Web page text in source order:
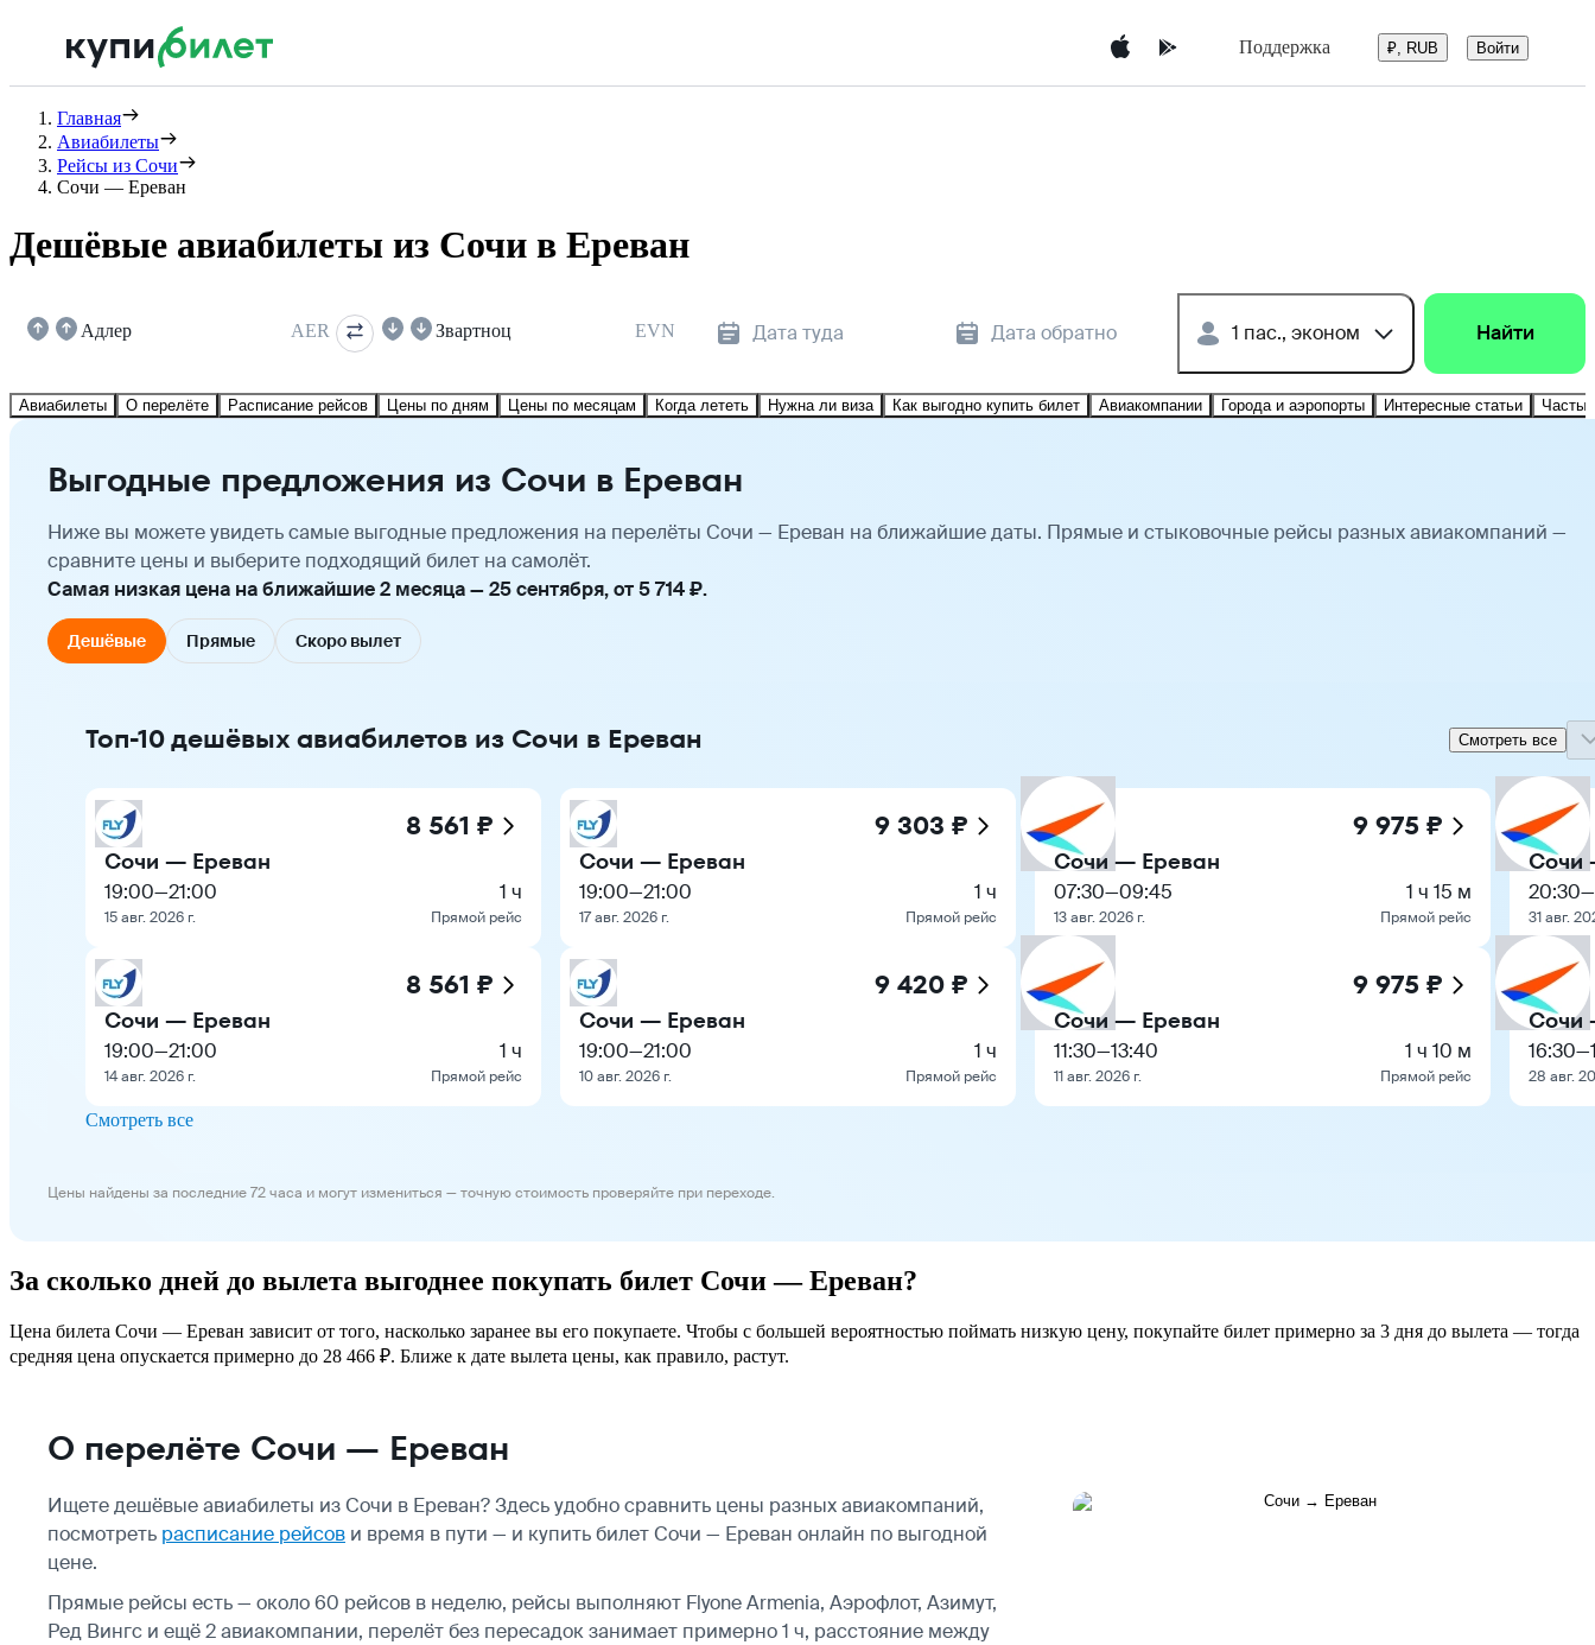
Поддержка ₽, RUB Войти
Главная
Авиабилеты
Рейсы из Сочи
Сочи — Ереван
Дешёвые авиабилеты из Сочи в Ереван
Адлер AER Звартноц EVN Дата туда Дата обратно 1 пас., эконом Найти
Авиабилеты О перелёте Расписание рейсов Цены по дням Цены по месяцам Когда лететь Нужна ли виза Как выгодно купить билет Авиакомпании Города и аэропорты Интересные статьи
Выгодные предложения из Сочи в Ереван
Ниже вы можете увидеть самые выгодные предложения на перелёты Сочи — Ереван на ближайшие даты. Прямые и стыковочные рейсы разных авиакомпаний —
сравните цены и выберите подходящий билет на самолёт.
Самая низкая цена на ближайшие 2 месяца — 25 сентября, от 5 714 ₽.
Дешёвые Прямые Скоро вылет
Топ-10 дешёвых авиабилетов из Сочи в Ереван Смотреть все
8 561 ₽
Сочи — Ереван
19:00—21:00
15 авг. 2026 г.
1 ч
Прямой рейс
8 561 ₽
Сочи — Ереван
19:00—21:00
14 авг. 2026 г.
1 ч
Прямой рейс
9 303 ₽
Сочи — Ереван
19:00—21:00
17 авг. 2026 г.
1 ч
Прямой рейс
9 420 ₽
Сочи — Ереван
19:00—21:00
10 авг. 2026 г.
1 ч
Прямой рейс
9 975 ₽
Сочи — Ереван
07:30—09:45
13 авг. 2026 г.
1 ч 15 м
Прямой рейс
9 975 ₽
Сочи — Ереван
11:30—13:40
11 авг. 2026 г.
1 ч 10 м
Прямой рейс
Сочи
20:30—
31 авг.
Сочи
16:30—
28 авг.
Смотреть все
Цены найдены за последние 72 часа и могут измениться — точную стоимость проверяйте при переходе.
За сколько дней до вылета выгоднее покупать билет Сочи — Ереван?
Цена билета Сочи — Ереван зависит от того, насколько заранее вы его покупаете. Чтобы с большей вероятностью поймать низкую цену, покупайте билет примерно за 3 дня до вылета — тогда
средняя цена опускается примерно до 28 466 ₽. Ближе к дате вылета цены, как правило, растут.
О перелёте Сочи — Ереван
Ищете дешёвые авиабилеты из Сочи в Ереван? Здесь удобно сравнить цены разных авиакомпаний,
посмотреть расписание рейсов и время в пути — и купить билет Сочи — Ереван онлайн по выгодной
цене.
Прямые рейсы есть — около 60 рейсов в неделю, рейсы выполняют Flyone Armenia, Аэрофлот, Азимут,
Ред Вингс и ещё 2 авиакомпании, перелёт без пересадок занимает примерно 1 ч, расстояние между